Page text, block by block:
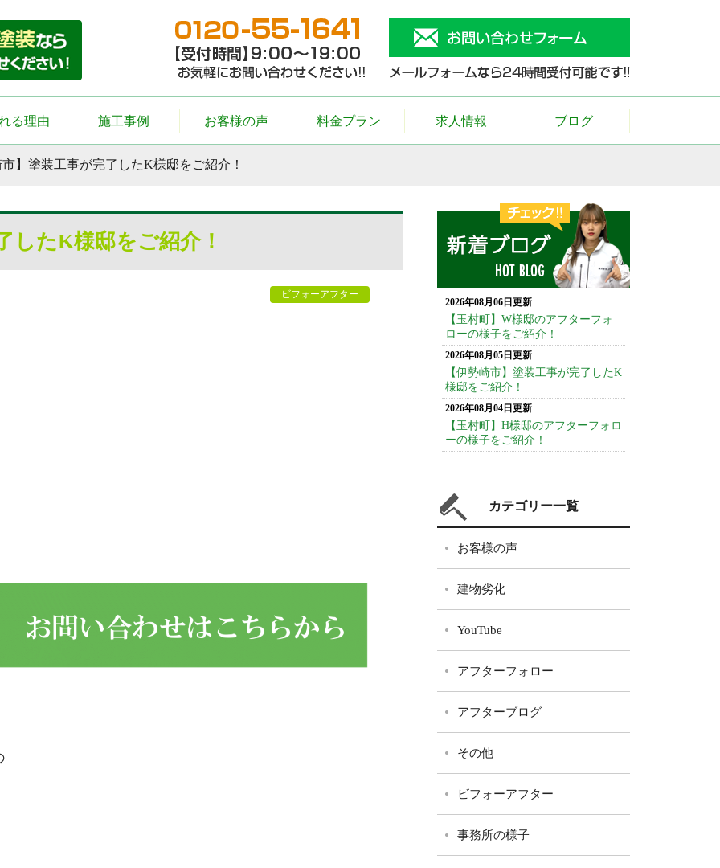
る理由 施工事例 お客様の声 料金プラン 求人情報 ブログ
】塗装工事が完了したK様邸をご紹介！
したK様邸をご紹介！
ビフォーアフター
2026年08月06日更新
【玉村町】W様邸のアフターフォ
ローの様子をご紹介！
2026年08月05日更新
【伊勢崎市】塗装工事が完了したK
様邸をご紹介！
2026年08月04日更新
【玉村町】H様邸のアフターフォロ
ーの様子をご紹介！
カテゴリー一覧
お客様の声
建物劣化
YouTube
アフターフォロー
アフターブログ
その他
ビフォーアフター
事務所の様子